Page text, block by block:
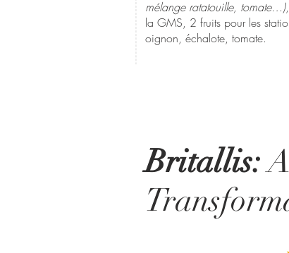
mélange ratatouille, tomate…)
la GMS, 2 fruits pour les
oignon, échalote, tomate.
Britallis: